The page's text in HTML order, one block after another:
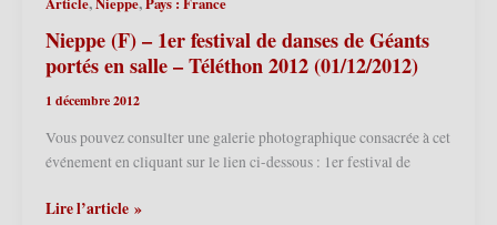
danses
de
Géants
portés
en
salle
–
2014
Nieppe (F) – 1er festival de danses de Géants
portés en salle – Téléthon 2012 (01/12/2012)
1 décembre 2012
Vous pouvez consulter une galerie photographique consacrée à cet
événement en cliquant sur le lien ci-dessous : 1er festival de
Nieppe
Lire l’article »